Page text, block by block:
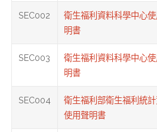
SEC002
衛生福利資料科學中心
明書
SEC003
衛生福利資料科學中心
明書
SEC004
衛生福利部衛生福利統
使用聲明書